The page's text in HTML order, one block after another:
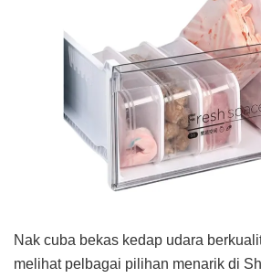
Nak cuba bekas kedap udara
melihat pelbagai pilihan menarik di